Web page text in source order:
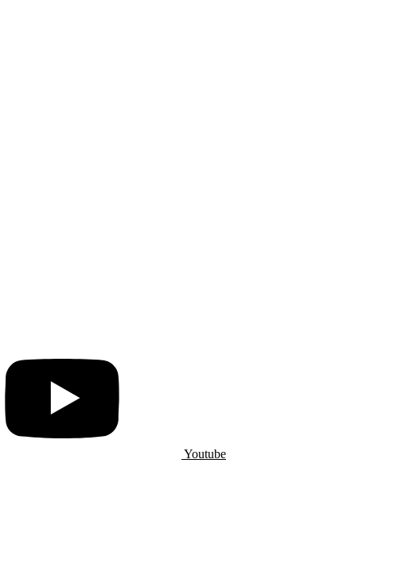
Youtube